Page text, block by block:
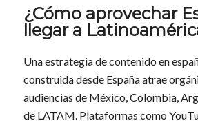
¿Cómo aprovechar
llegar a
Una estrategia de contenido en
construida desde España atrae
audiencias de México, Colombia,
de LATAM. Plataformas como